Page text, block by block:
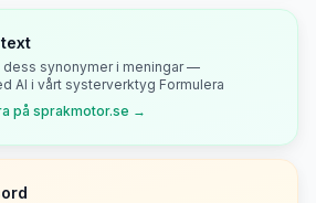
dess synonymer i meningar —
AI i vårt systerverktyg Formulera
på sprakmotor.se →